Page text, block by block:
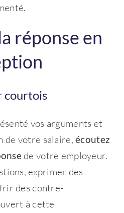
réponse en
courtois
vos arguments et
de votre salaire,écoutez
de votre employeur.
exprimer des
des contre-
à cette